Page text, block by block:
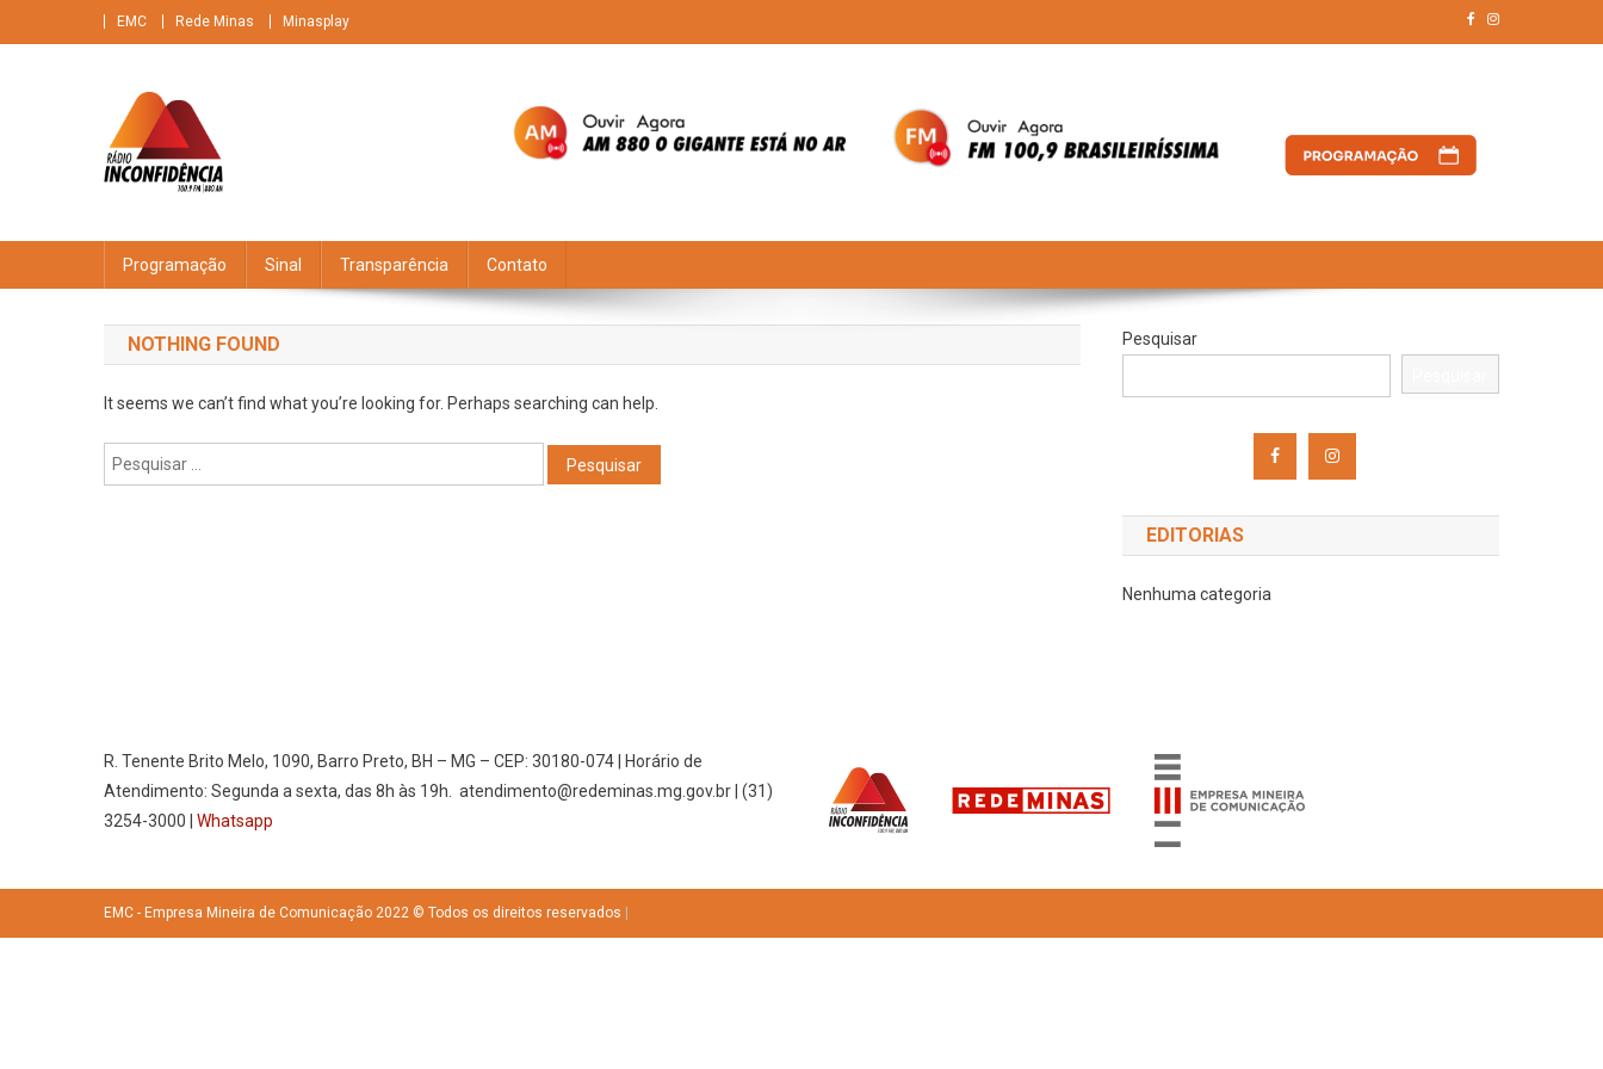
to
EMC Rede Minas Minasplay
Programação Sinal Transparência Contato
NOTHING FOUND
It seems we can’t find what you’re looking for. Perhaps searching can help.
Pesquisar
por:
Pesquisar
EDITORIAS
Nenhuma categoria
R. Tenente Brito Melo, 1090, Barro Preto, BH – MG – CEP: 30180-074 | Horário de
Atendimento: Segunda a sexta, das 8h às 19h. atendimento@redeminas.mg.gov.br | (31)
3254-3000 |Whatsapp
EMC - Empresa Mineira de Comunicação 2022 © Todos os direitos reservados